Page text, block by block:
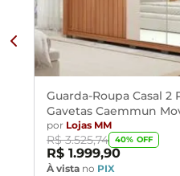
Guarda-Roupa Casal 2
Gavetas Caemmun
por Lojas MM
R$ 3.525,74 40% OFF
R$ 1.999,90
À vista no PIX